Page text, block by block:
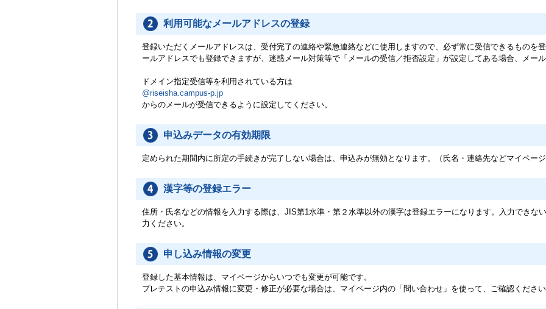
利用可能なメールアドレスの登録
登録いただくメールアドレスは、受付完了の連絡や緊急連絡などに使用しますので、必ず常に受信できるものを
ールアドレスでも登録できますが、迷惑メール対策等で「メールの受信／拒否設定」が設定してある場合、メー
ドメイン指定受信等を利用されている方は
@riseisha.campus-p.jp
からのメールが受信できるように設定してください。
申込みデータの有効期限
定められた期間内に所定の手続きが完了しない場合は、申込みが無効となります。（氏名・連絡先などマイペー
漢字等の登録エラー
住所・氏名などの情報を入力する際は、JIS第1水準・第２水準以外の漢字は登録エラーになります。入力できな
力ください。
申し込み情報の変更
登録した基本情報は、マイページからいつでも変更が可能です。
プレテストの申込み情報に変更・修正が必要な場合は、マイページ内の「問い合わせ」を使って、ご確認くださ